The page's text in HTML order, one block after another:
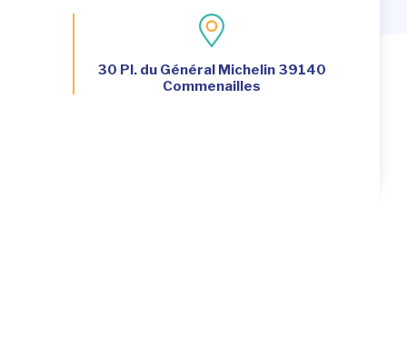
30 Pl. du Général Michelin 39140
Commenailles